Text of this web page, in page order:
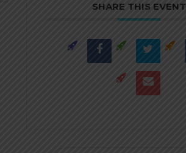
SHARE THIS EVENT